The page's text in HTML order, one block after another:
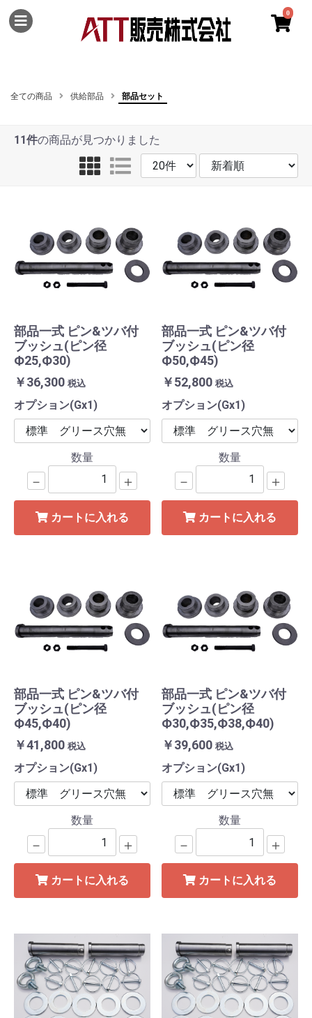
0
全ての商品 供給部品 部品セット
11件の商品が見つかりました
部品一式 ピン&ツバ付
ブッシュ(ピン径
Ф25,Ф30)
￥36,300 税込
オプション(Gx1)
数量
－ ＋
カートに入れる
部品一式 ピン&ツバ付
ブッシュ(ピン径
Ф50,Ф45)
￥52,800 税込
オプション(Gx1)
数量
－ ＋
カートに入れる
部品一式 ピン&ツバ付
ブッシュ(ピン径
Ф45,Ф40)
￥41,800 税込
オプション(Gx1)
数量
－ ＋
カートに入れる
部品一式 ピン&ツバ付
ブッシュ(ピン径
Ф30,Ф35,Ф38,Ф40)
￥39,600 税込
オプション(Gx1)
数量
－ ＋
カートに入れる